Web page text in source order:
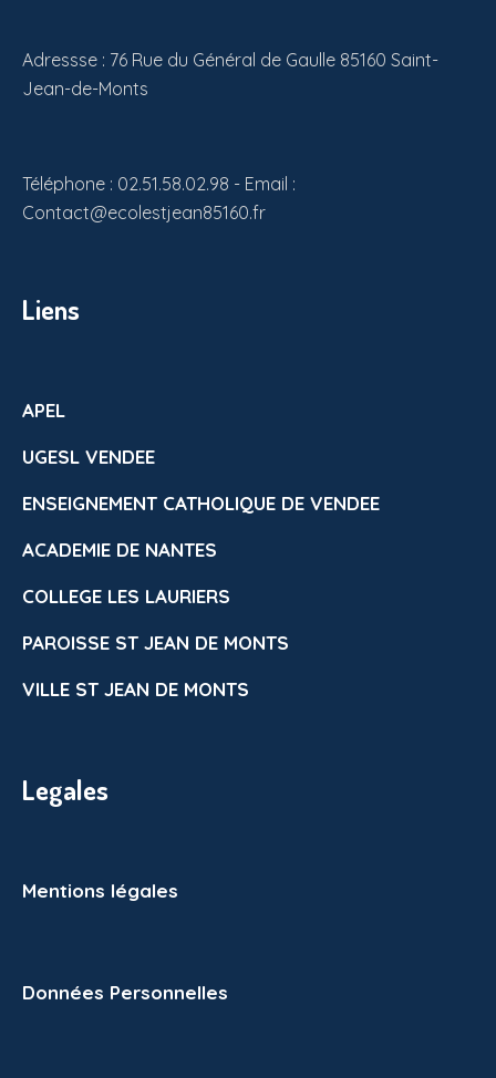
Adressse : 76 Rue du Général de Gaulle 85160 Saint-
Jean-de-Monts
Téléphone : 02.51.58.02.98 - Email :
Contact@ecolestjean85160.fr
Liens
APEL
UGESL VENDEE
ENSEIGNEMENT CATHOLIQUE DE VENDEE
ACADEMIE DE NANTES
COLLEGE LES LAURIERS
PAROISSE ST JEAN DE MONTS
VILLE ST JEAN DE MONTS
Legales
Mentions légales
Données Personnelles